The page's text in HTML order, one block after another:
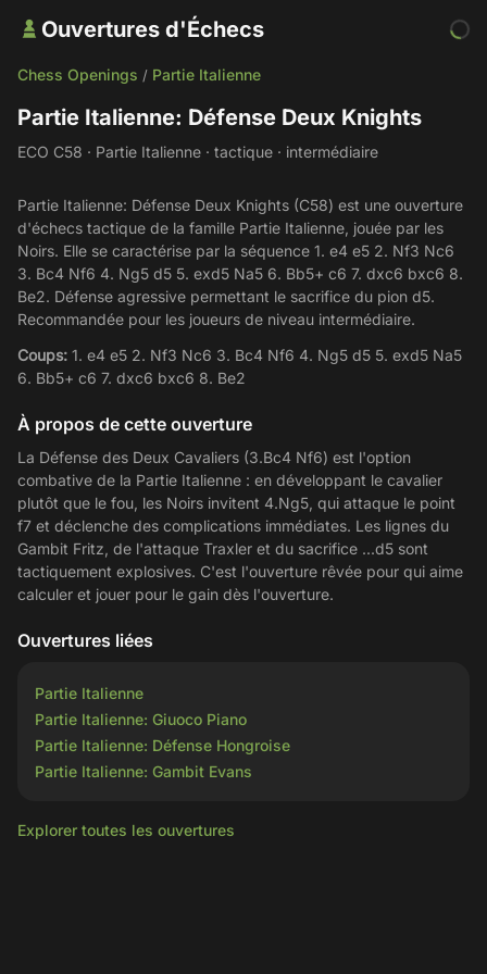
Ouvertures d'Échecs
Chess Openings / Partie Italienne
Partie Italienne: Défense Deux Knights
ECO C58 · Partie Italienne · tactique · intermédiaire
Partie Italienne: Défense Deux Knights (C58) est une ouverture
d'échecs tactique de la famille Partie Italienne, jouée par les
Noirs. Elle se caractérise par la séquence 1. e4 e5 2. Nf3 Nc6
3. Bc4 Nf6 4. Ng5 d5 5. exd5 Na5 6. Bb5+ c6 7. dxc6 bxc6 8.
Be2. Défense agressive permettant le sacrifice du pion d5.
Recommandée pour les joueurs de niveau intermédiaire.
Coups: 1. e4 e5 2. Nf3 Nc6 3. Bc4 Nf6 4. Ng5 d5 5. exd5 Na5
6. Bb5+ c6 7. dxc6 bxc6 8. Be2
À propos de cette ouverture
La Défense des Deux Cavaliers (3.Bc4 Nf6) est l'option
combative de la Partie Italienne : en développant le cavalier
plutôt que le fou, les Noirs invitent 4.Ng5, qui attaque le point
f7 et déclenche des complications immédiates. Les lignes du
Gambit Fritz, de l'attaque Traxler et du sacrifice ...d5 sont
tactiquement explosives. C'est l'ouverture rêvée pour qui aime
calculer et jouer pour le gain dès l'ouverture.
Ouvertures liées
Partie Italienne
Partie Italienne: Giuoco Piano
Partie Italienne: Défense Hongroise
Partie Italienne: Gambit Evans
Explorer toutes les ouvertures